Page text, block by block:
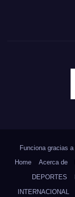
Funciona gracias
Home
Acerca de
DEPORTES
INTERNACIONAL